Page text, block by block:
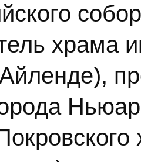
храма